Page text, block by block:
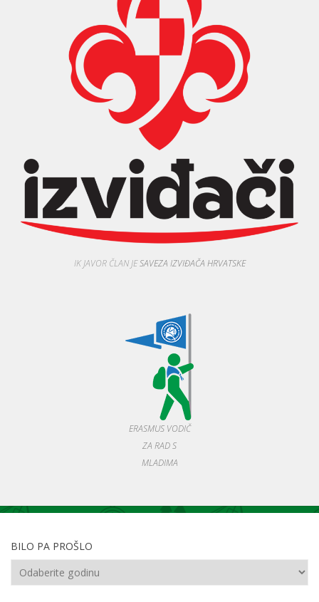
IK JAVOR ČLAN JESAVEZA IZVIĐAČA HRVATSKE
ERASMUS VODIČ
ZA RAD S
MLADIMA
BILO PA PROŠLO